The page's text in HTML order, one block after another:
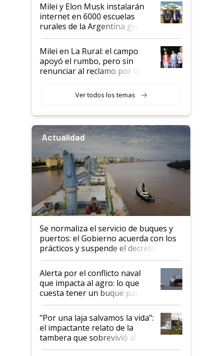
Milei y Elon Musk instalarán
internet en 6000 escuelas
rurales de la Argentina gracias
a un acuerdo con Starlink
Milei en La Rural: el campo
apoyó el rumbo, pero sin
renunciar al reclamo por las
Ver todos los temas
Actualidad
Se normaliza el servicio de buques y
puertos: el Gobierno acuerda con los
prácticos y suspende el decreto de
desregulación
Alerta por el conflicto naval
que impacta al agro: lo que
cuesta tener un buque parado
y el peligro de que Argentina
pase a ser "país sucio"
"Por una laja salvamos la vida":
el impactante relato de la
tambera que sobrevivió al
tornado